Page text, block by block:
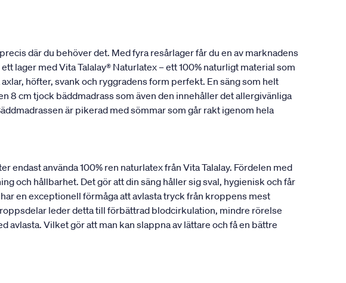
där du behöver det. Med fyra resårlager får du en av marknadens
lager med Vita Talalay® Naturlatex – ett 100% naturligt material som
höfter, svank och ryggradens form perfekt. En säng som helt
8 cm tjock bäddmadrass som även den innehåller det allergivänliga
är pikerad med sömmar som går rakt igenom hela
endast använda 100% ren naturlatex från Vita Talalay. Fördelen med
och hållbarhet. Det gör att din säng håller sig sval, hygienisk och får
en exceptionell förmåga att avlasta tryck från kroppens mest
leder detta till förbättrad blodcirkulation, mindre rörelse
Vilket gör att man kan slappna av lättare och få en bättre